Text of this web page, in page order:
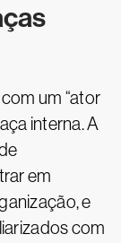
um “ator
interna. A
em
e
com